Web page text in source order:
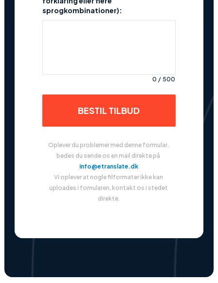
sprogkombinationer):
0 / 500
BESTIL TILBUD
Oplever du problemer med denne formular,
info@etranslate.dk
Vi oplever at nogle filformater ikke kan
uploades i fomularen, kontakt os i stedet
direkte.